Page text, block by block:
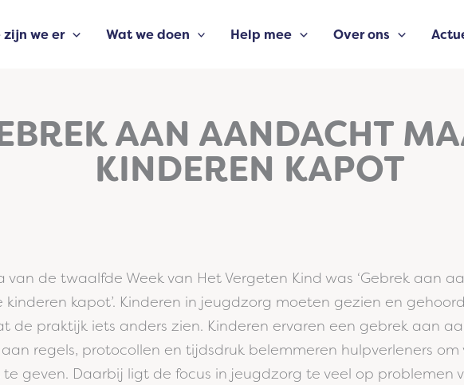
zijn we er Wat we doen Help mee Over ons
AAN AANDACHT
KINDEREN KAPOT
van de twaalfde Week van Het Vergeten Kind was ‘Gebrek aan
kinderen kapot’. Kinderen in jeugdzorg moeten gezien en
de praktijk iets anders zien. Kinderen ervaren een gebrek aan
regels, protocollen en tijdsdruk belemmeren hulpverleners om
geven. Daarbij ligt de focus in jeugdzorg te veel op problemen